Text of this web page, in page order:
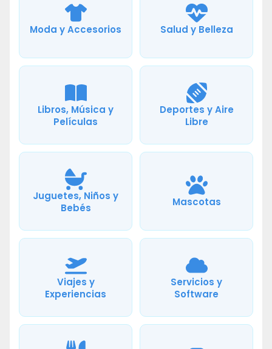
Moda y Accesorios Salud y Belleza
Libros, Música y
Películas
Deportes y Aire
Libre
Juguetes, Niños y
Bebés
Mascotas
Viajes y
Experiencias
Servicios y
Software